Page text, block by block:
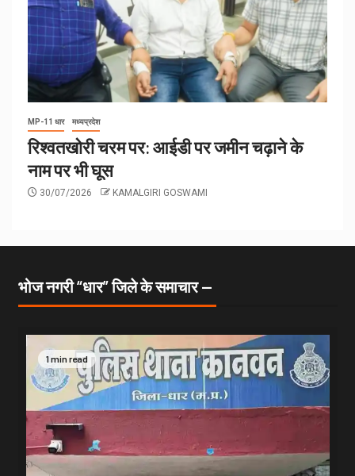
MP-11 धार मध्यप्रदेश
रिश्वतखोरी चरम पर: आईडी पर जमीन चढ़ाने के
नाम पर भी घूस
30/07/2026 KAMALGIRI GOSWAMI
भोज नगरी “धार” जिले के समाचार —
1 min read